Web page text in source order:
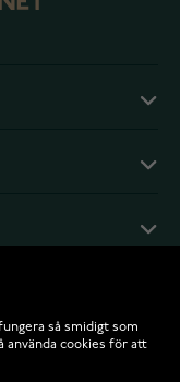
så smidigt som
använda cookies för att